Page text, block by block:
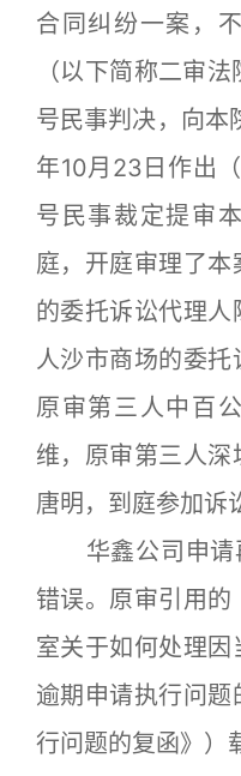
合同纠纷一案，
（以下简称二审
号民事判决，向本
年10月23日作出
号民事裁定提审
庭，开庭审理了本
的委托诉讼代理
人沙市商场的委托
原审第三人中百
维，原审第三人
唐明，到庭参加诉
华鑫公司申请
错误。原审引用
室关于如何处理
逾期申请执行问
行问题的复函》）